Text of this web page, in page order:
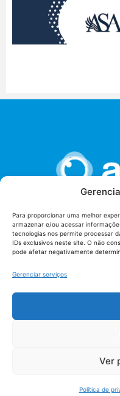
Para proporcionar uma melhor
armazenar e/ou acessar
tecnologias nos permite processar
IDs exclusivos neste site. O não
pode afetar negativamente
Gerenciar serviços
Ver
Política de
União dos Auditores
Setor de Administração
Tribunal de Contas da
Termos